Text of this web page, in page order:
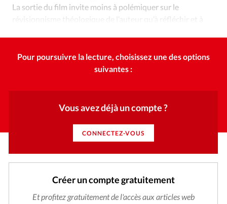
La sortie du film invite moins à polémiquer sur le
révisionnisme théologique de l’auteur qu’à réfléchir et à
Pour poursuivre la lecture, choisissez une des options
suivantes :
Vous avez déjà un compte ?
CONNECTEZ-VOUS
Créer un compte gratuitement
Et profitez gratuitement de l'accès aux articles web